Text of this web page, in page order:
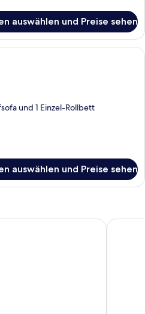
auswählen und Preise sehen
Ein modernes Hotelzimmer mit Bett,
und 1 Einzel-Rollbett
auswählen und Preise sehen